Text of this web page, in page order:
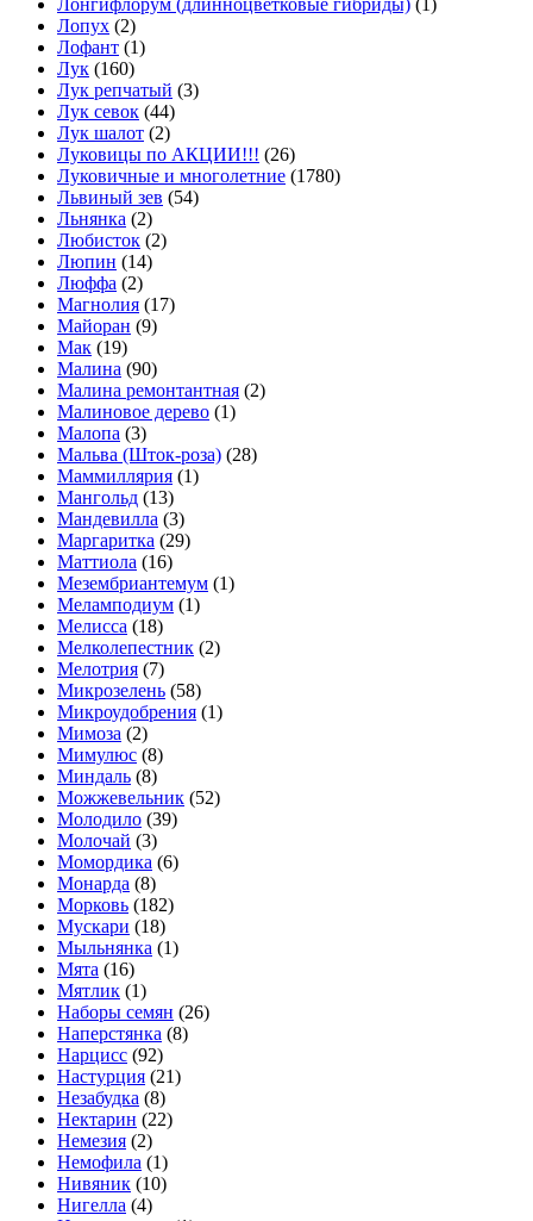
Лопух (2)
Лофант (1)
Лук (160)
Лук репчатый (3)
Лук севок (44)
Лук шалот (2)
Луковицы по АКЦИИ!!! (26)
Луковичные и многолетние (1780)
Львиный зев (54)
Льнянка (2)
Любисток (2)
Люпин (14)
Люффа (2)
Магнолия (17)
Майоран (9)
Мак (19)
Малина (90)
Малина ремонтантная (2)
Малиновое дерево (1)
Малопа (3)
Мальва (Шток-роза) (28)
Маммиллярия (1)
Мангольд (13)
Мандевилла (3)
Маргаритка (29)
Маттиола (16)
Мезембриантемум (1)
Меламподиум (1)
Мелисса (18)
Мелколепестник (2)
Мелотрия (7)
Микрозелень (58)
Микроудобрения (1)
Мимоза (2)
Мимулюс (8)
Миндаль (8)
Можжевельник (52)
Молодило (39)
Молочай (3)
Момордика (6)
Монарда (8)
Морковь (182)
Мускари (18)
Мыльнянка (1)
Мята (16)
Мятлик (1)
Наборы семян (26)
Наперстянка (8)
Нарцисс (92)
Настурция (21)
Незабудка (8)
Нектарин (22)
Немезия (2)
Немофила (1)
Нивяник (10)
Нигелла (4)